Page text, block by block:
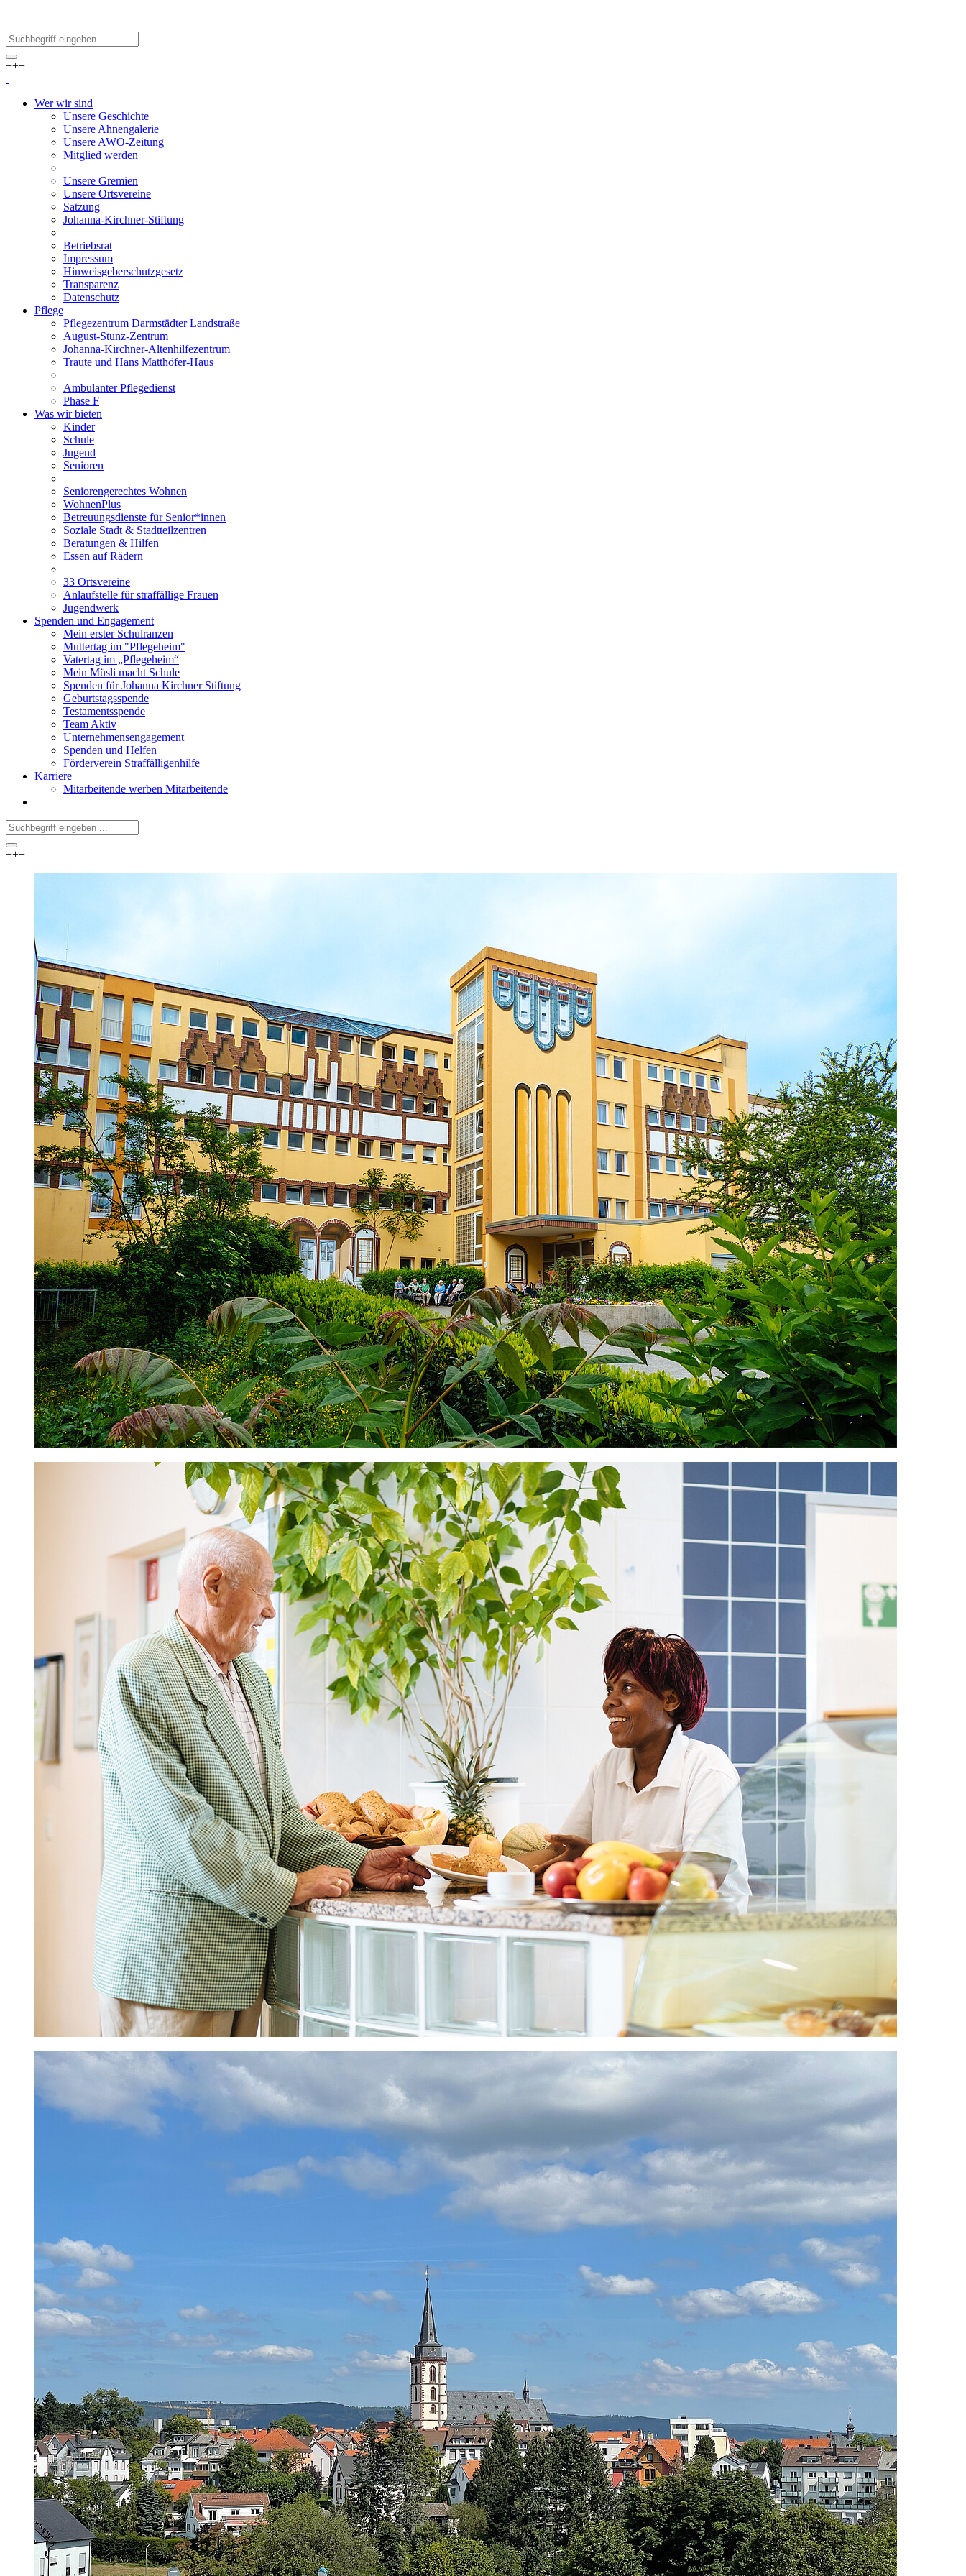
+++
Wer wir sind
Unsere Geschichte
Unsere Ahnengalerie
Unsere AWO-Zeitung
Mitglied werden
Unsere Gremien
Unsere Ortsvereine
Satzung
Johanna-Kirchner-Stiftung
Betriebsrat
Impressum
Hinweisgeberschutzgesetz
Transparenz
Datenschutz
Pflege
Pflegezentrum Darmstädter Landstraße
August-Stunz-Zentrum
Johanna-Kirchner-Altenhilfezentrum
Traute und Hans Matthöfer-Haus
Ambulanter Pflegedienst
Phase F
Was wir bieten
Kinder
Schule
Jugend
Senioren
Seniorengerechtes Wohnen
WohnenPlus
Betreuungsdienste für Senior*innen
Soziale Stadt & Stadtteilzentren
Beratungen & Hilfen
Essen auf Rädern
33 Ortsvereine
Anlaufstelle für straffällige Frauen
Jugendwerk
Spenden und Engagement
Mein erster Schulranzen
Muttertag im "Pflegeheim"
Vatertag im „Pflegeheim“
Mein Müsli macht Schule
Spenden für Johanna Kirchner Stiftung
Geburtstagsspende
Testamentsspende
Team Aktiv
Unternehmensengagement
Spenden und Helfen
Förderverein Straffälligenhilfe
Karriere
Mitarbeitende werben Mitarbeitende
+++